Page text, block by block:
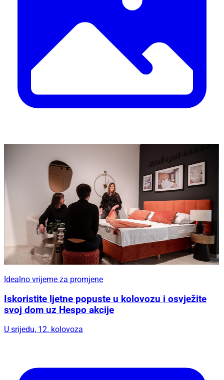
Idealno vrijeme za promjene
Iskoristite ljetne popuste u kolovozu i osvježite
svoj dom uz Hespo akcije
U srijedu, 12. kolovoza